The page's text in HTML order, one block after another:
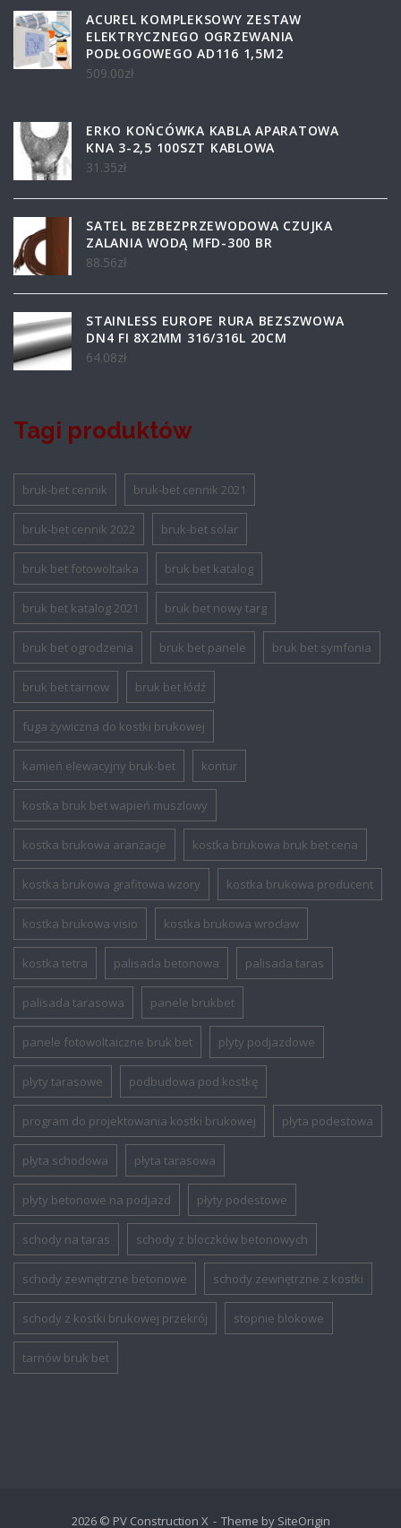
ACUREL KOMPLEKSOWY ZESTAW
ELEKTRYCZNEGO OGRZEWANIA
PODŁOGOWEGO AD116 1,5M2
509.00zł
ERKO KOŃCÓWKA KABLA APARATOWA
KNA 3-2,5 100SZT KABLOWA
31.35zł
SATEL BEZBEZPRZEWODOWA CZUJKA
ZALANIA WODĄ MFD-300 BR
88.56zł
STAINLESS EUROPE RURA BEZSZWOWA
DN4 FI 8X2MM 316/316L 20CM
64.08zł
Tagi produktów
bruk-bet cennik bruk-bet cennik 2021
bruk-bet cennik 2022 bruk-bet solar
bruk bet fotowoltaika bruk bet katalog
bruk bet katalog 2021 bruk bet nowy targ
bruk bet ogrodzenia bruk bet panele bruk bet symfonia
bruk bet tarnow bruk bet łódź
fuga żywiczna do kostki brukowej
kamień elewacyjny bruk-bet kontur
kostka bruk bet wapień muszlowy
kostka brukowa aranżacje kostka brukowa bruk bet cena
kostka brukowa grafitowa wzory kostka brukowa producent
kostka brukowa visio kostka brukowa wrocław
kostka tetra palisada betonowa palisada taras
palisada tarasowa panele brukbet
panele fotowoltaiczne bruk bet plyty podjazdowe
plyty tarasowe podbudowa pod kostkę
program do projektowania kostki brukowej płyta podestowa
płyta schodowa płyta tarasowa
płyty betonowe na podjazd płyty podestowe
schody na taras schody z bloczków betonowych
schody zewnętrzne betonowe schody zewnętrzne z kostki
schody z kostki brukowej przekrój stopnie blokowe
tarnów bruk bet
2026 © PV Construction X Theme by SiteOrigin